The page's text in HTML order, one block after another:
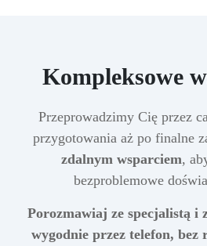
Kompleksowe
Przeprowadzimy Cię przez
przygotowania aż po finalne
zdalnym wsparciem,
bezproblemowe
Porozmawiaj ze specjalistą i
wygodnie przez telefon, bez